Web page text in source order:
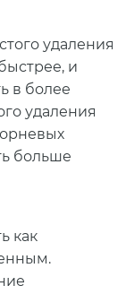
удаления
и
в более
удаления
больше
как